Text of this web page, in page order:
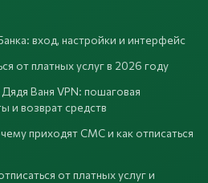
вход, настройки и интерфейс
от платных услуг в 2026 году
Ваня VPN: пошаговая
и возврат средств
приходят СМС и как отписаться
от платных услуг и